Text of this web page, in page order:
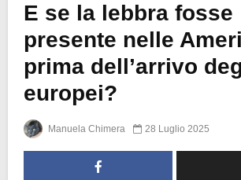
E se la lebbra fosse
presente nelle
prima dell’arrivo
europei?
Manuela Chimera 28 Luglio 2025